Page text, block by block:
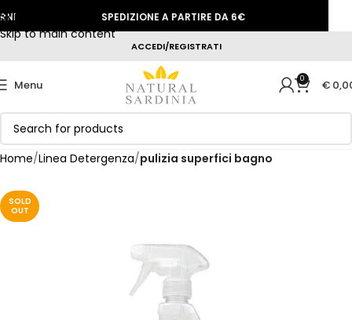
Skip to navigation
Skip to main content
ACCEDI/REGISTRATI
Menu 0 €
Home Linea Detergenza pulizia superfici bagno
SOLD
OUT
SPEDIZIONE A PARTIRE DA 6€